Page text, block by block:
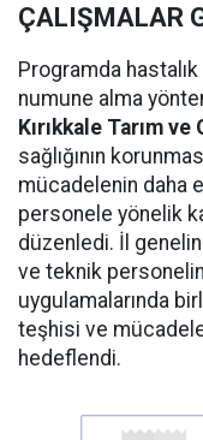
ÇALIŞMALAR
Programda
numune alma
Kırıkkale Tarım
sağlığının
mücadelenin daha
personele yönelik
düzenledi. İl
ve teknik personelin
uygulamalarında
teşhisi ve
hedeflendi.